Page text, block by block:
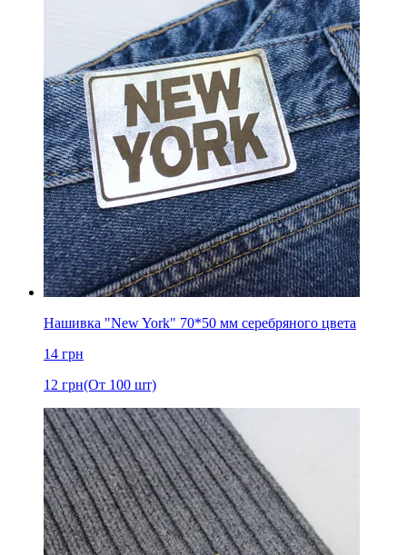
Нашивка "New York" 70*50 мм серебряного цвета
14 грн
12 грн(От 100 шт)